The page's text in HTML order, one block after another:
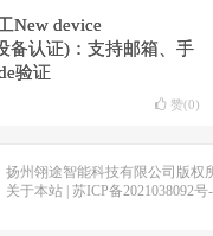
New device
备认证)：支持邮箱、手
验证
赞(0)
扬州翎途智能科技有限公司版权
关于本站| 苏ICP备2021038092号